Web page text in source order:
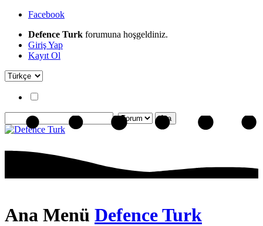
Facebook
Defence Turk forumuna hoşgeldiniz.
Giriş Yap
Kayıt Ol
Ana Menü Defence Turk